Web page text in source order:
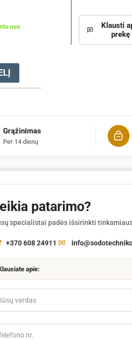
nuo
Klausti
prekę
Grąžinimas
Per 14 dienų
patarimo?
specialistai padės išsirinkti
+370 608 24911
apie: